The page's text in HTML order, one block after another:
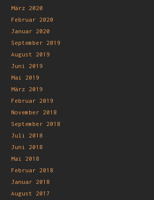
März 2020
Februar 2020
Januar 2020
September 2019
August 2019
Juni 2019
Mai 2019
März 2019
Februar 2019
November 2018
September 2018
Juli 2018
Juni 2018
Mai 2018
Februar 2018
Januar 2018
August 2017